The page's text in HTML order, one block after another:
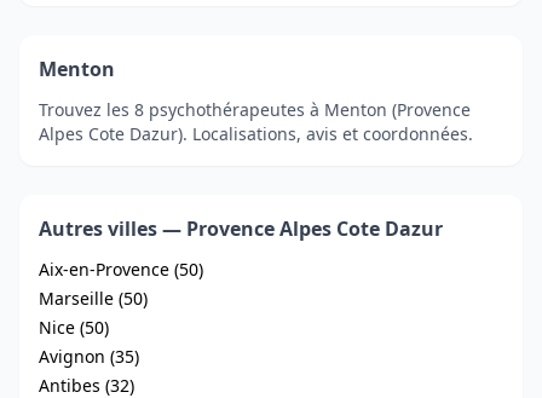
Menton
Trouvez les 8 psychothérapeutes à Menton (Provence
Alpes Cote Dazur). Localisations, avis et coordonnées.
Autres villes — Provence Alpes Cote Dazur
Aix-en-Provence (50)
Marseille (50)
Nice (50)
Avignon (35)
Antibes (32)